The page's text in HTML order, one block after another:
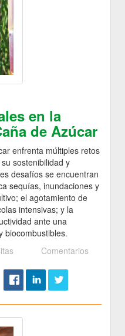
en la
de Azúcar
enfrenta múltiples retos
sostenibilidad y
desafíos se encuentran
sequías, inundaciones y
el agotamiento de
intensivas; y la
ante una
biocombustibles.
Comentarios